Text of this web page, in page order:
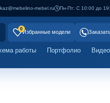
mebel.ru Пн-Пт: С 10:00 до
0
Избранные модели
работы Портфолио